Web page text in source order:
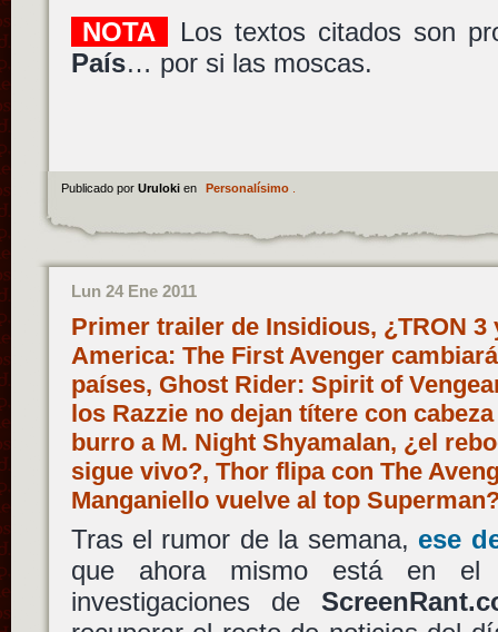
NOTA
Los textos citados son
País… por si las moscas.
Publicado por Uruloki en Personalísimo.
Lun 24 Ene 2011
Primer trailer de Insidious, ¿TRON 3
America: The First Avenger
países, Ghost Rider: Spirit of
los Razzie no dejan títere con
burro a M. Night Shyamalan, ¿el
sigue vivo?, Thor flipa con The
Manganiello vuelve al top
Tras el rumor de la semana, ese
que ahora mismo está en el
investigaciones de